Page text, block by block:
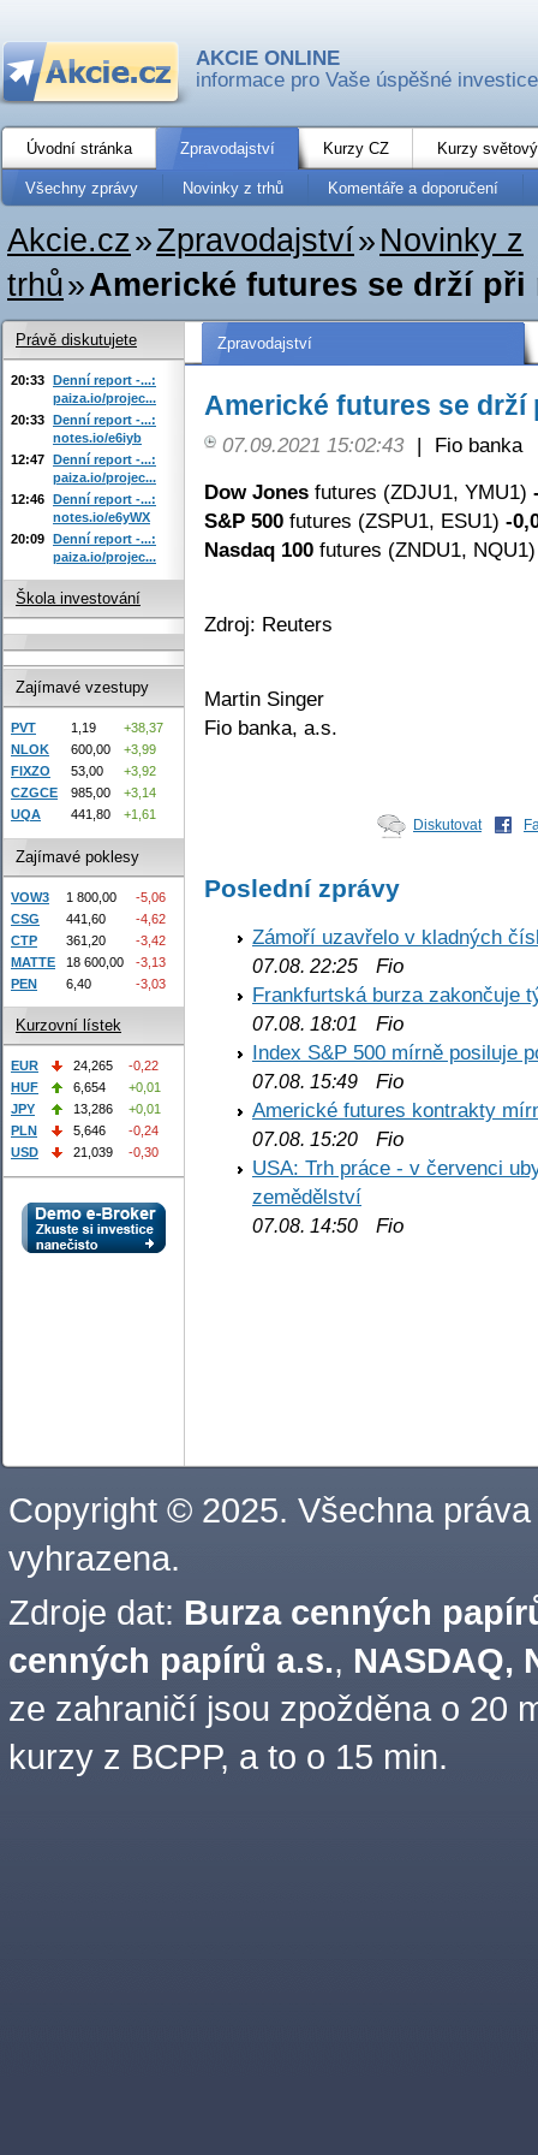
AKCIE ONLINE
informace pro Vaše úspěšné investice
Úvodní stránka Zpravodajství Kurzy CZ Kurzy
Všechny zprávy Novinky z trhů Komentáře a doporučení
Akcie.cz»Zpravodajství» Novinky z
trhů»Americké futures se drží při
Zpravodajství
Americké futures se drží
07.09.2021 15:02:43 |
Fio banka
Dow Jones futures (ZDJU1, YMU1)
S&P 500 futures (ZSPU1, ESU1) -
Nasdaq 100 futures (ZNDU1,
Zdroj: Reuters
Martin Singer
Fio banka, a.s.
Diskutovat
Poslední zprávy
Zámoří uzavřelo v kladných
07.08. 22:25 Fio
Frankfurtská burza zakončuje
07.08. 18:01
Fio
Index S&P 500 mírně posiluje
07.08. 15:49 Fio
Americké futures kontrakty
07.08. 15:20 Fio
USA: Trh práce - v červenci
zemědělství
07.08. 14:50 Fio
Právě diskutujete
20:33 Denní report -...:
paiza.io/projec...
20:33 Denní report -...:
notes.io/e6iyb
12:47 Denní report -...:
paiza.io/projec...
12:46 Denní report -...:
notes.io/e6yWX
20:09 Denní report -...:
paiza.io/projec...
Škola investování
Zajímavé vzestupy
PVT 1,19
+38,37
NLOK
600,00
+3,99
FIXZO
53,00
+3,92
CZGCE
985,00
+3,14
UQA
441,80 +1,61
Zajímavé poklesy
VOW3 1 800,00
-5,06
CSG
441,60
-4,62
CTP
361,20
-3,42
MATTE
18 600,00
-3,13
PEN
6,40 -3,03
Kurzovní lístek
EUR 24,265
-0,22
HUF
6,654
+0,01
JPY
13,286
+0,01
PLN
5,646
-0,24
USD
21,039 -0,30
Copyright © 2025. Všechna práva
vyhrazena.
Zdroje dat: Burza cenných
cenných papírů a.s., NASDAQ,
ze zahraničí jsou zpožděna o 20
kurzy z BCPP, a to o 15 min.